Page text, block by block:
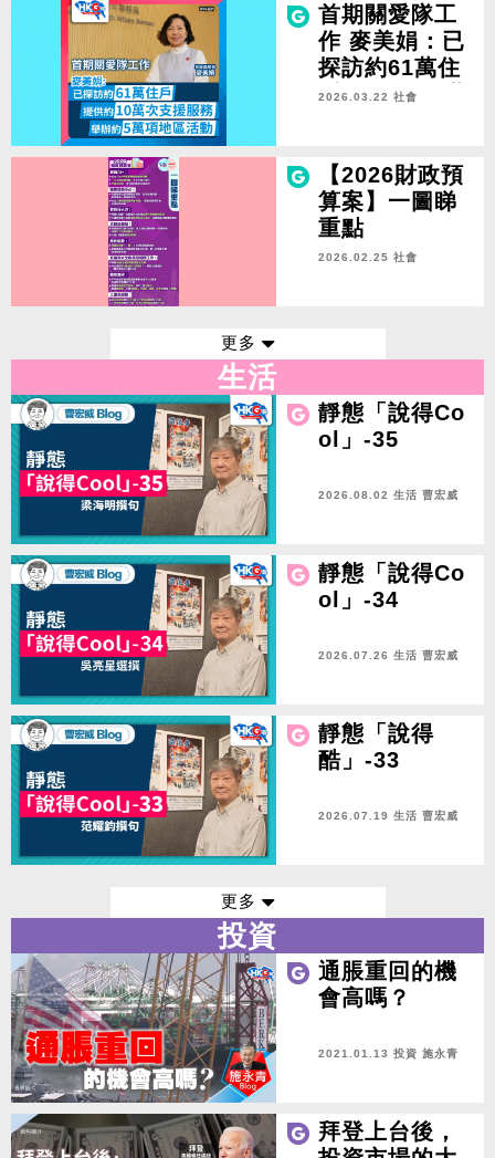
傾向
首期關愛隊工
作 麥美娟：已
探訪約61萬住
戶 提供約10萬
活動
2026.03.22 社會
【2026財政預
算案】一圖睇
重點
2026.02.25 社會
更多
生活
靜態「說得Co
ol」-35
2026.08.02 生活 曹宏威
靜態「說得Co
ol」-34
2026.07.26 生活 曹宏威
靜態「說得
酷」-33
2026.07.19 生活 曹宏威
更多
投資
通脹重回的機
會高嗎？
2021.01.13 投資 施永青
拜登上台後，